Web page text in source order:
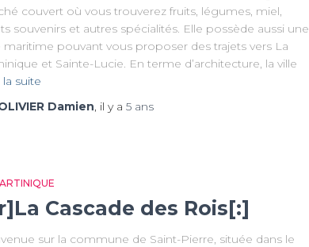
couvert où vous trouverez fruits, légumes, miel,
souvenirs et autres spécialités. Elle possède aussi une
maritime pouvant vous proposer des trajets vers La
et Sainte-Lucie. En terme d’architecture, la ville
la suite
Damien, il y a 5 ans
Cascade des Rois[:]
sur la commune de Saint-Pierre, située dans le